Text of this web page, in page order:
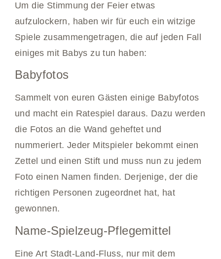
Um die Stimmung der Feier etwas
aufzulockern, haben wir für euch ein witzige
Spiele zusammengetragen, die auf jeden Fall
einiges mit Babys zu tun haben:
Babyfotos
Sammelt von euren Gästen einige Babyfotos
und macht ein Ratespiel daraus. Dazu werden
die Fotos an die Wand geheftet und
nummeriert. Jeder Mitspieler bekommt einen
Zettel und einen Stift und muss nun zu jedem
Foto einen Namen finden. Derjenige, der die
richtigen Personen zugeordnet hat, hat
gewonnen.
Name-Spielzeug-Pflegemittel
Eine Art Stadt-Land-Fluss, nur mit dem